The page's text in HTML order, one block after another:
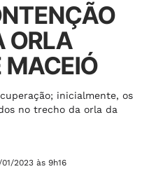
ORLA
MACEIÓ
inicialmente, os
no trecho da orla da
01/2023 às 9h16